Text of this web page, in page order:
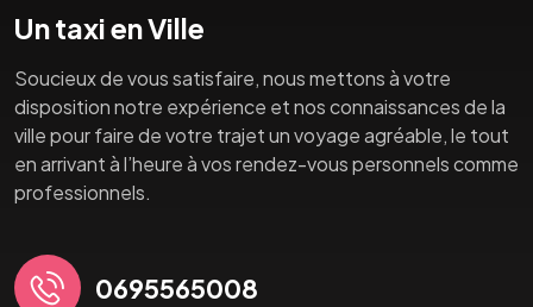
Un taxi en Ville
Soucieux de vous satisfaire, nous mettons à votre
disposition notre expérience et nos connaissances de la
ville pour faire de votre trajet un voyage agréable, le tout
en arrivant à l’heure à vos rendez-vous personnels comme
professionnels.
0695565008